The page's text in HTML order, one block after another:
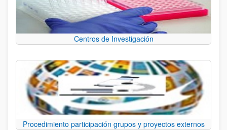
Centros de Investigación
Procedimiento participación grupos y proyectos externos